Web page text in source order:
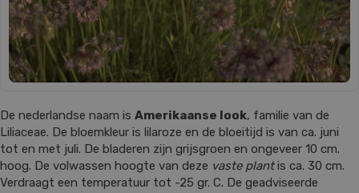
De nederlandse naam is Amerikaanse look, familie van de
Liliaceae. De bloemkleur is lilaroze en de bloeitijd is van ca. juni
tot en met juli. De bladeren zijn grijsgroen en ongeveer 10 cm.
hoog. De volwassen hoogte van deze vaste plantis ca. 30 cm.
Verdraagt een temperatuur tot -25 gr. C. De geadviseerde